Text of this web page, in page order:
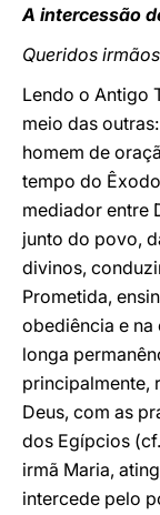
A intercessão
Queridos
Lendo o Antigo
meio das
homem de
tempo do
mediador entre
junto do povo,
divinos,
Prometida,
obediência e na
longa
principalmente,
Deus, com as
dos Egípcios (cf.
irmã Maria,
intercede pelo